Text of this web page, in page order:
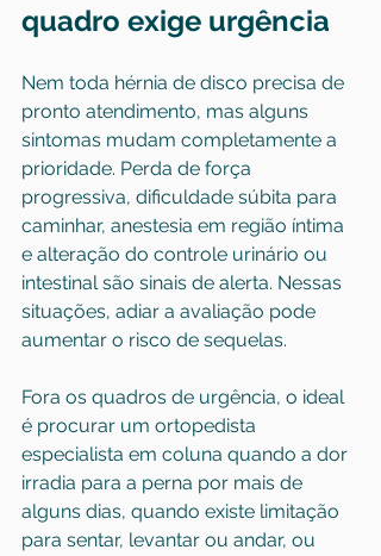
quadro exige urgência
Nem toda hérnia de disco precisa de
pronto atendimento, mas alguns
sintomas mudam completamente a
prioridade. Perda de força
progressiva, dificuldade súbita para
caminhar, anestesia em região íntima
e alteração do controle urinário ou
intestinal são sinais de alerta. Nessas
situações, adiar a avaliação pode
aumentar o risco de sequelas.
Fora os quadros de urgência, o ideal
é procurar um ortopedista
especialista em coluna quando a dor
irradia para a perna por mais de
alguns dias, quando existe limitação
para sentar, levantar ou andar, ou